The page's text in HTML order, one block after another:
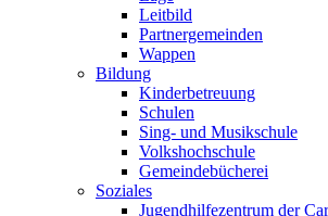
Leitbild
Partnergemeinden
Wappen
Bildung
Kinderbetreuung
Schulen
Sing- und Musikschule
Volkshochschule
Gemeindebücherei
Soziales
Jugendhilfezentrum der